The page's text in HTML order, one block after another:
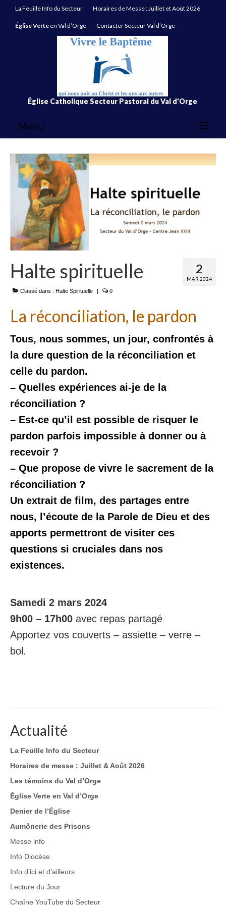
La Feuille Info du Secteur Horaires de Messe : Juillet et Août 2026
Église Verte en Val d’Orge Contacter Secteur Val d’Orge
Église Catholique Secteur Pastoral du Val d'Orge
Menu
La Feuille Info du Secteur
Horaires de Messe : Juillet et Août 2026
Église Verteen Val d’Orge
Contacter Secteur Val d’Orge
2
MAR 2024
Halte spirituelle
Classé dans : Halte Spirituelle 0
La réconciliation, le pardon
Tous, nous sommes, un jour, confrontés à
la dure question de la réconciliation et
celle du pardon.
– Quelles expériences ai-je de la
réconciliation ?
– Est-ce qu’il est possible de risquer le
pardon parfois impossible à donner ou à
recevoir ?
– Que propose de vivre le sacrement de la
réconciliation ?
Un extrait de film, des partages entre
nous, l’écoute de la Parole de Dieu et des
apports permettront de visiter ces
questions si cruciales dans nos
existences.
Samedi 2 mars 2024
9h00 – 17h00 avec repas partagé
Apportez vos couverts – assiette – verre –
bol.
Actualité
La Feuille Info du Secteur
Horaires de messe : Juillet & Août 2026
Les témoins du Val d’Orge
Église Verte en Val d’Orge
Denier de l’Église
Aumônerie des Prisons
Messe info
Info Diocèse
Info d’ici et d’ailleurs
Lecture du Jour
Chaîne YouTube du Secteur